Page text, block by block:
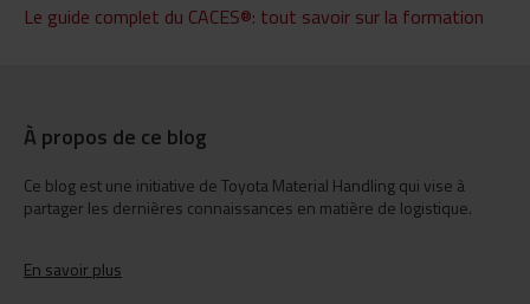
Le guide complet du CACES®: tout savoir sur la formation
À propos de ce blog
Ce blog est une initiative de Toyota Material Handling qui vise à
partager les dernières connaissances en matière de logistique.
En savoir plus